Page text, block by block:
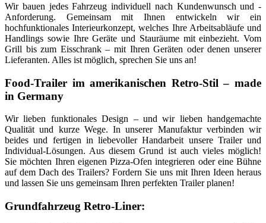
Wir bauen jedes Fahrzeug individuell nach Kundenwunsch und -
Anforderung. Gemeinsam mit Ihnen entwickeln wir ein
hochfunktionales Interieurkonzept, welches Ihre Arbeitsabläufe und
Handlings sowie Ihre Geräte und Stauräume mit einbezieht. Vom
Grill bis zum Eisschrank – mit Ihren Geräten oder denen unserer
Lieferanten. Alles ist möglich, sprechen Sie uns an!
Food-Trailer im amerikanischen Retro-Stil – made
in Germany
Wir lieben funktionales Design – und wir lieben handgemachte
Qualität und kurze Wege. In unserer Manufaktur verbinden wir
beides und fertigen in liebevoller Handarbeit unsere Trailer und
Individual-Lösungen. Aus diesem Grund ist auch vieles möglich!
Sie möchten Ihren eigenen Pizza-Ofen integrieren oder eine Bühne
auf dem Dach des Trailers? Fordern Sie uns mit Ihren Ideen heraus
und lassen Sie uns gemeinsam Ihren perfekten Trailer planen!
Grundfahrzeug Retro-Liner: